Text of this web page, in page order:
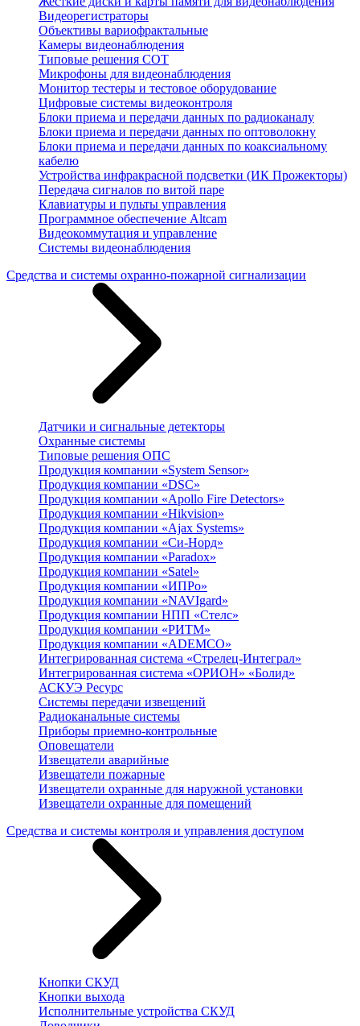
Видеорегистраторы
Объективы вариофрактальные
Камеры видеонаблюдения
Типовые решения СОТ
Микрофоны для видеонаблюдения
Монитор тестеры и тестовое оборудование
Цифровые системы видеоконтроля
Блоки приема и передачи данных по радиоканалу
Блоки приема и передачи данных по оптоволокну
Блоки приема и передачи данных по коаксиальному
кабелю
Устройства инфракрасной подсветки (ИК Прожекторы)
Передача сигналов по витой паре
Клавиатуры и пульты управления
Программное обеспечение Altcam
Видеокоммутация и управление
Системы видеонаблюдения
Средства и системы охранно-пожарной сигнализации
Датчики и сигнальные детекторы
Охранные системы
Типовые решения ОПС
Продукция компании «System Sensor»
Продукция компании «DSC»
Продукция компании «Apollo Fire Detectors»
Продукция компании «Hikvision»
Продукция компании «Ajax Systems»
Продукция компании «Си-Норд»
Продукция компании «Paradox»
Продукция компании «Satel»
Продукция компании «ИПРо»
Продукция компании «NAVIgard»
Продукция компании НПП «Стелс»
Продукция компании «РИТМ»
Продукция компании «ADEMCO»
Интегрированная система «Стрелец-Интеграл»
Интегрированная система «ОРИОН» «Болид»
АСКУЭ Ресурс
Системы передачи извещений
Радиоканальные системы
Приборы приемно-контрольные
Оповещатели
Извещатели аварийные
Извещатели пожарные
Извещатели охранные для наружной установки
Извещатели охранные для помещений
Средства и системы контроля и управления доступом
Кнопки СКУД
Кнопки выхода
Исполнительные устройства СКУД